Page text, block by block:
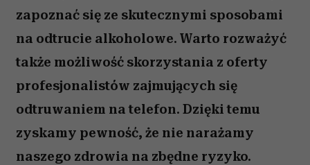
zapoznać się ze skutecznymi sposobami
na odtrucie alkoholowe. Warto rozważyć
także możliwość skorzystania z oferty
profesjonalistów zajmujących się
odtruwaniem na telefon. Dzięki temu
zyskamy pewność, że nie narażamy
naszego zdrowia na zbędne ryzyko.